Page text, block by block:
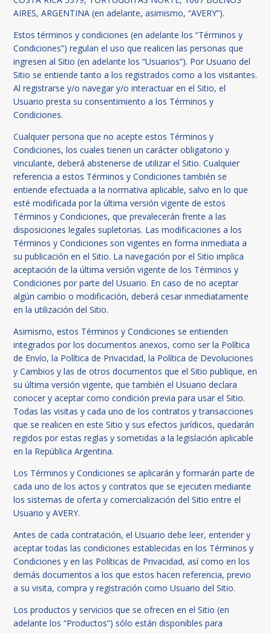
AIRES, ARGENTINA (en adelante, asimismo, “AVERY”).
Estos términos y condiciones (en adelante los “Términos y
Condiciones”) regulan el uso que realicen las personas que
ingresen al Sitio (en adelante los “Usuarios”). Por Usuario del
Sitio se entiende tanto a los registrados como a los visitantes.
Al registrarse y/o navegar y/o interactuar en el Sitio, el
Usuario presta su consentimiento a los Términos y
Condiciones.
Cualquier persona que no acepte estos Términos y
Condiciones, los cuales tienen un carácter obligatorio y
vinculante, deberá abstenerse de utilizar el Sitio. Cualquier
referencia a estos Términos y Condiciones también se
entiende efectuada a la normativa aplicable, salvo en lo que
esté modificada por la última versión vigente de estos
Términos y Condiciones, que prevalecerán frente a las
disposiciones legales supletorias. Las modificaciones a los
Términos y Condiciones son vigentes en forma inmediata a
su publicación en el Sitio. La navegación por el Sitio implica
aceptación de la última versión vigente de los Términos y
Condiciones por parte del Usuario. En caso de no aceptar
algún cambio o modificación, deberá cesar inmediatamente
en la utilización del Sitio.
Asimismo, estos Términos y Condiciones se entienden
integrados por los documentos anexos, como ser la Política
de Envío, la Política de Privacidad, la Política de Devoluciones
y Cambios y las de otros documentos que el Sitio publique, en
su última versión vigente, que también el Usuario declara
conocer y aceptar como condición previa para usar el Sitio.
Todas las visitas y cada uno de los contratos y transacciones
que se realicen en este Sitio y sus efectos jurídicos, quedarán
regidos por estas reglas y sometidas a la legislación aplicable
en la República Argentina.
Los Términos y Condiciones se aplicarán y formarán parte de
cada uno de los actos y contratos que se ejecuten mediante
los sistemas de oferta y comercialización del Sitio entre el
Usuario y AVERY.
Antes de cada contratación, el Usuario debe leer, entender y
aceptar todas las condiciones establecidas en los Términos y
Condiciones y en las Políticas de Privacidad, así como en los
demás documentos a los que estos hacen referencia, previo
a su visita, compra y registración como Usuario del Sitio.
Los productos y servicios que se ofrecen en el Sitio (en
adelante los “Productos”) sólo están disponibles para